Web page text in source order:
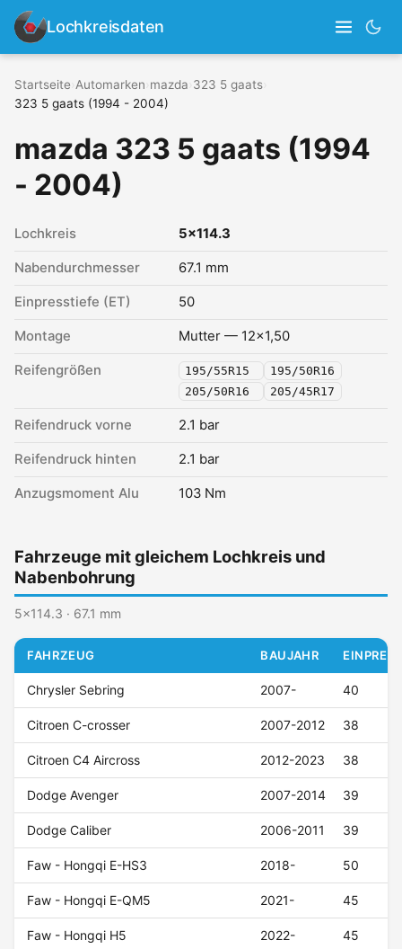
Lochkreisdaten
Startseite Automarken mazda 323 5 gaats
323 5 gaats (1994 - 2004)
mazda 323 5 gaats (1994
- 2004)
Lochkreis 5x114.3
Nabendurchmesser 67.1 mm
Einpresstiefe (ET) 50
Montage Mutter — 12x1,50
Reifengrößen 195/55R15
195/50R16
205/50R16
205/45R17
Reifendruck vorne 2.1 bar
Reifendruck hinten 2.1 bar
Anzugsmoment Alu 103 Nm
Fahrzeuge mit gleichem Lochkreis und
Nabenbohrung
5x114.3 · 67.1 mm
FAHRZEUG BAUJAHR
Chrysler Sebring 2007- 40
Citroen C-crosser 2007-2012 38
Citroen C4 Aircross 2012-2023 38
Dodge Avenger 2007-2014 39
Dodge Caliber 2006-2011 39
Faw - Hongqi E-HS3 2018- 50
Faw - Hongqi E-QM5 2021- 45
Faw - Hongqi H5 2022- 45